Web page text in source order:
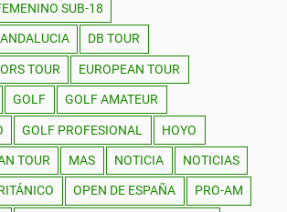
SUB-18
DB TOUR
TOUR EUROPEAN TOUR
GOLF GOLF AMATEUR
GOLF PROFESIONAL HOYO
TOUR MAS NOTICIA NOTICIAS
OPEN DE ESPAÑA PRO-AM